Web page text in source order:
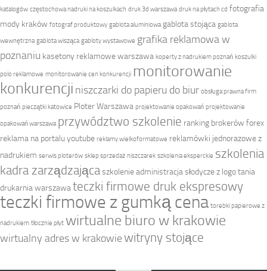
katalogów częstochowa nadruki na koszulkach druk 3d warszawa druk na płytach cd fotografia
mody kraków fotograf produktowy gablota aluminiowa gablota stojąca gablota
wewnętrzna gablota wisząca gabloty wystawowe grafika reklamowa w
poznaniu kasetony reklamowe warszawa koperty z nadrukiem poznań koszulki
polo reklamowe monitorowanie cen konkurencji monitorowanie
konkurencji niszczarki do papieru do biur obsługa prawna firm
poznań pieczątki katowice Ploter Warszawa projektowanie opakowań projektowanie
opakowań warszawa przywództwo szkolenie ranking brokerów forex
reklama na portalu youtube reklamy wielkoformatowe reklamówki jednorazowe z
nadrukiem serwis ploterów sklep sprzedaż niszczarek szkolenia eksperckie szkolenia
kadra zarządzającaszkolenie administracjasłodycze z logotania
drukarnia warszawateczki firmowe druk ekspresowy
teczki firmowe z gumką cena torebki papierowe z
nadrukiem tłocznie płyt wirtualne biuro w krakowie
wirtualny adres w krakowiewitryny stojące